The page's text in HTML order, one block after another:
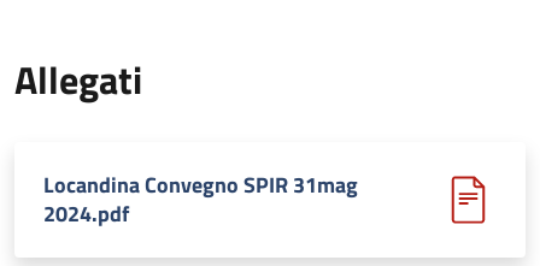
Allegati
Locandina Convegno SPIR 31mag
2024.pdf